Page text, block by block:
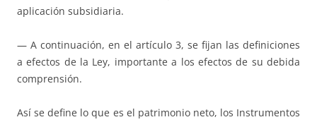
aplicación subsidiaria.
— A continuación, en el artículo 3, se fijan las definiciones
a efectos de la Ley, importante a los efectos de su debida
comprensión.
Así se define lo que es el patrimonio neto, los Instrumentos